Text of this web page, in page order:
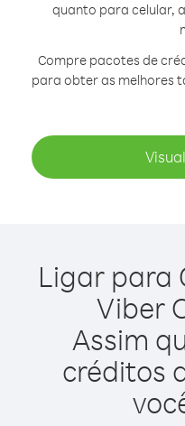
quanto para celular,
Compre pacotes de
para obter as melhores
Ligar para
Viber
Assim
créditos